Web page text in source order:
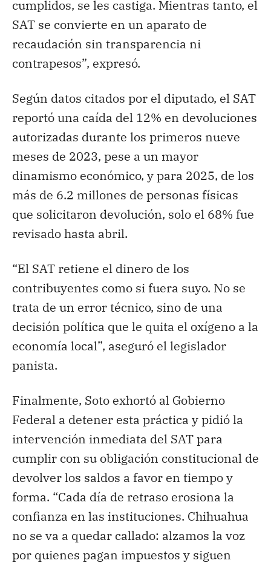
cumplidos, se les castiga. Mientras tanto, el
SAT se convierte en un aparato de
recaudación sin transparencia ni
contrapesos”, expresó.
Según datos citados por el diputado, el SAT
reportó una caída del 12% en devoluciones
autorizadas durante los primeros nueve
meses de 2023, pese a un mayor
dinamismo económico, y para 2025, de los
más de 6.2 millones de personas físicas
que solicitaron devolución, solo el 68% fue
revisado hasta abril.
“El SAT retiene el dinero de los
contribuyentes como si fuera suyo. No se
trata de un error técnico, sino de una
decisión política que le quita el oxígeno a la
economía local”, aseguró el legislador
panista.
Finalmente, Soto exhortó al Gobierno
Federal a detener esta práctica y pidió la
intervención inmediata del SAT para
cumplir con su obligación constitucional de
devolver los saldos a favor en tiempo y
forma. “Cada día de retraso erosiona la
confianza en las instituciones. Chihuahua
no se va a quedar callado: alzamos la voz
por quienes pagan impuestos y siguen